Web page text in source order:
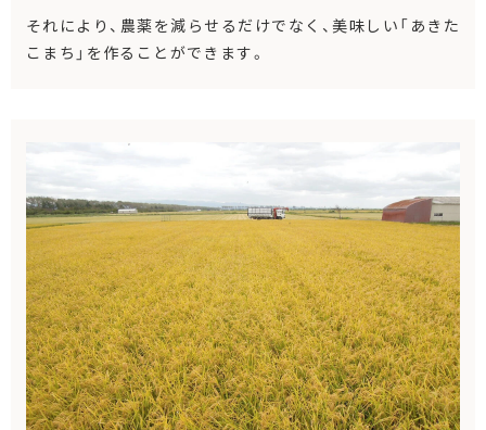
それにより、農薬を減らせるだけでなく、美味しい「あきた
こまち」を作ることができます。